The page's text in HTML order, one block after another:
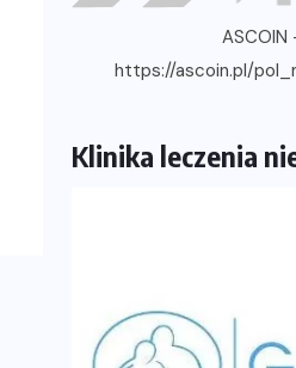
https://ascoin.pl/
Klinika leczenia